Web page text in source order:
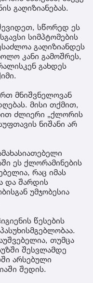
გაღიზიანებას.
სწორედ ეს
სიმპტომების
გაღიზიანდეს
კანი გამოშრეს,
გახდეს
მნიშვნელოვან
მისი თქმით,
ძლიერი „ქლორის
ნიშანი არ
ეს ქლორამინების
რაც იმას
და შარდის
უმჯობესია
წესების
თუმცა
შესვლამდე
არსებული
შედის.